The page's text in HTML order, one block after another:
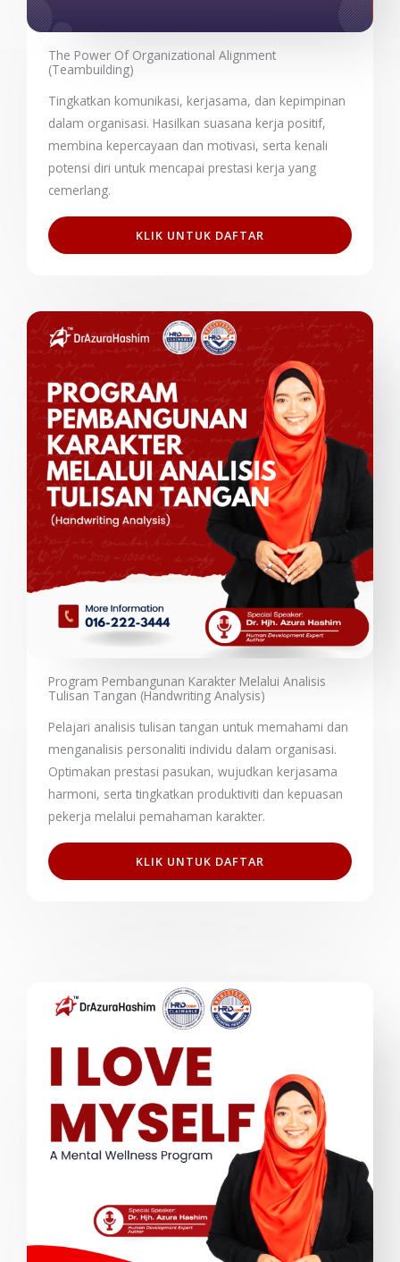
The Power Of Organizational Alignment
(Teambuilding)
Tingkatkan komunikasi, kerjasama, dan kepimpinan
dalam organisasi. Hasilkan suasana kerja positif,
membina kepercayaan dan motivasi, serta kenali
potensi diri untuk mencapai prestasi kerja yang
cemerlang.
KLIK UNTUK DAFTAR
Program Pembangunan Karakter Melalui Analisis
Tulisan Tangan (Handwriting Analysis)
Pelajari analisis tulisan tangan untuk memahami dan
menganalisis personaliti individu dalam organisasi.
Optimakan prestasi pasukan, wujudkan kerjasama
harmoni, serta tingkatkan produktiviti dan kepuasan
pekerja melalui pemahaman karakter.
KLIK UNTUK DAFTAR